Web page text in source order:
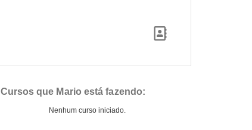
Cursos que Mario está fazendo:
Nenhum curso iniciado.